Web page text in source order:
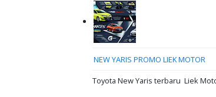
NEW YARIS PROMO LIEK MOTOR
Toyota New Yaris terbaru Liek